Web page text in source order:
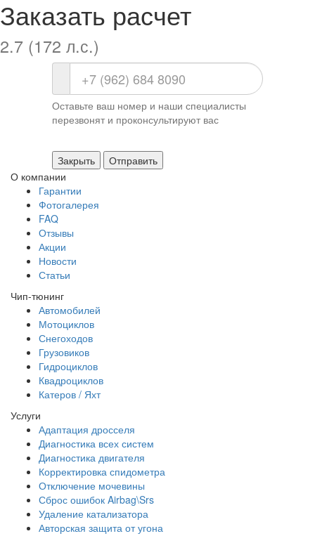
Заказать расчет
2.7 (172 л.с.)
Оставьте ваш номер и наши специалисты
перезвонят и проконсультируют вас
Закрыть
Отправить
О компании
Гарантии
Фотогалерея
FAQ
Отзывы
Акции
Новости
Статьи
Чип-тюнинг
Автомобилей
Мотоциклов
Снегоходов
Грузовиков
Гидроциклов
Квадроциклов
Катеров / Яхт
Услуги
Адаптация дросселя
Диагностика всех систем
Диагностика двигателя
Корректировка спидометра
Отключение мочевины
Сброс ошибок Airbag\Srs
Удаление катализатора
Авторская защита от угона